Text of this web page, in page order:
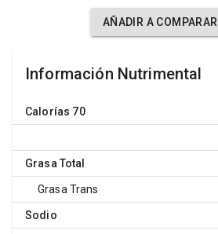
AÑADIR A COMPARAR
Información Nutrimental
Calorías 70
Grasa Total
Grasa Trans
Sodio